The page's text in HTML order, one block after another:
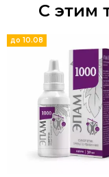
С этим
до 10.08